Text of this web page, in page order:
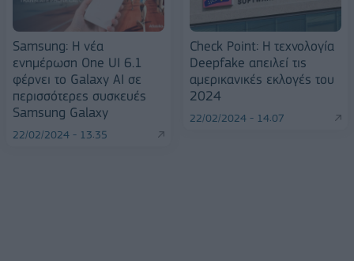
Samsung: Η νέα
ενημέρωση One UI 6.1
φέρνει το Galaxy AI σε
περισσότερες συσκευές
Samsung Galaxy
22/02/2024 - 13:35
Check Point: Η τεχνολογία
Deepfake απειλεί τις
αμερικανικές εκλογές του
2024
22/02/2024 - 14:07